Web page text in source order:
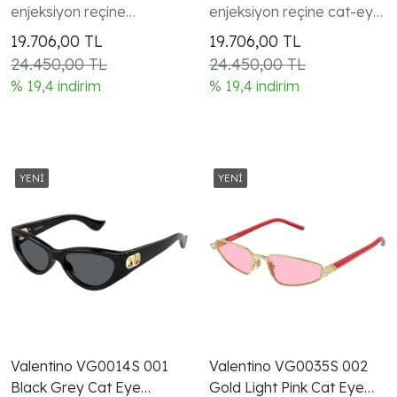
enjeksiyon reçine
dikdörtgen tam kenarlı
çerçeve gümüş VLogo
Signature oval plaka
detayı
19.706,00 TL
24.450,00 TL
% 19,4 indirim
enjeksiyon reçine cat-eye
tam kenarlı çerçeve altın
VLogo Signature oval
plaka detayı
19.706,00 TL
24.450,00 TL
% 19,4 indirim
Valentino VG0014S 001
Black Grey Cat Eye
Valentino VG0035S 002
Gold Light Pink Cat Eye